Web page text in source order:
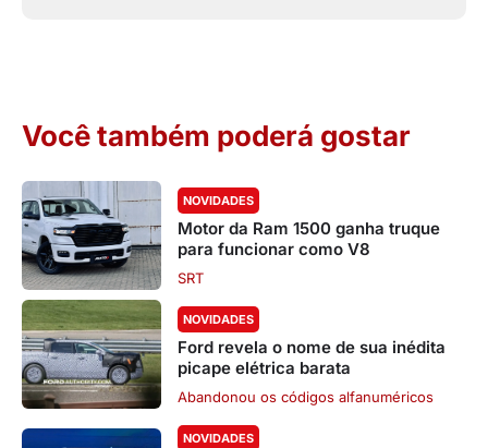
Você também poderá gostar
NOVIDADES
Motor da Ram 1500 ganha truque
para funcionar como V8
SRT
NOVIDADES
Ford revela o nome de sua inédita
picape elétrica barata
Abandonou os códigos alfanuméricos
NOVIDADES